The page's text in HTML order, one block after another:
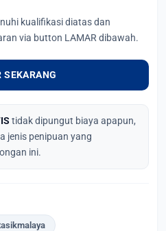
kualifikasi diatas dan
via button LAMAR dibawah.
SEKARANG
tidak dipungut biaya apapun,
jenis penipuan yang
ini.